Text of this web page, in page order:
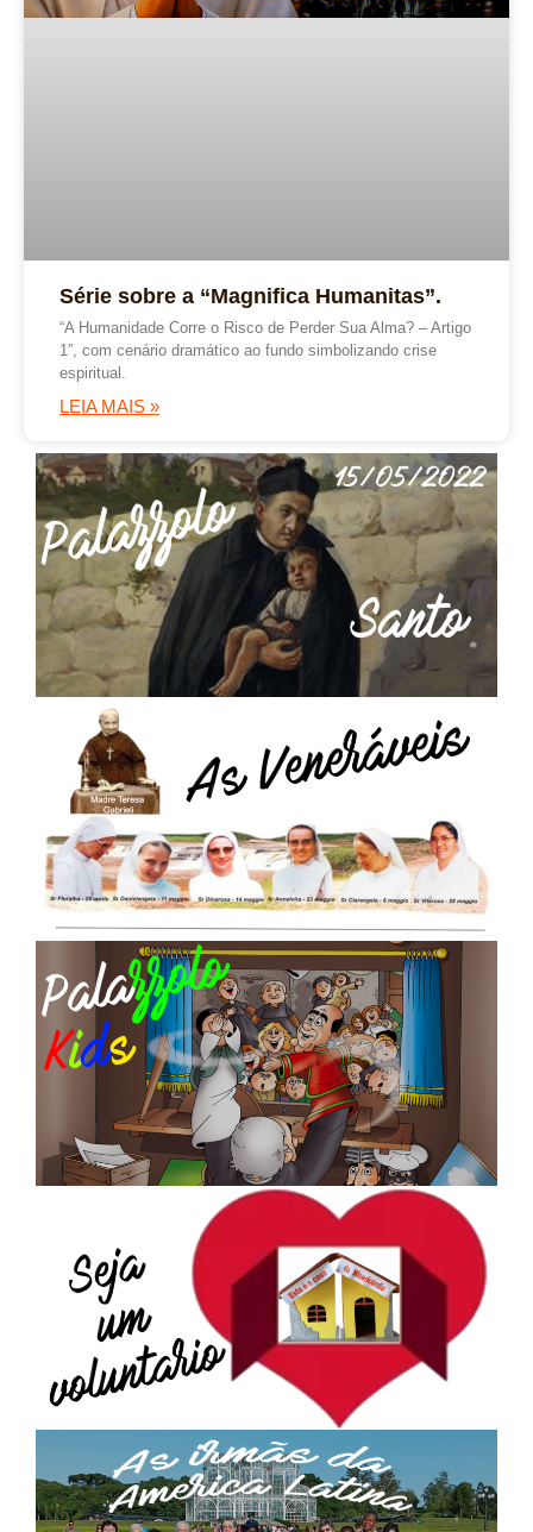
Série sobre a “Magnifica Humanitas”.
“A Humanidade Corre o Risco de Perder Sua Alma? – Artigo
1”, com cenário dramático ao fundo simbolizando crise
espiritual.
LEIA MAIS »